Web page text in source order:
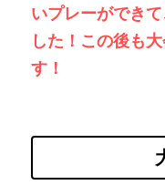
いプレーができ
した！この後も
す！